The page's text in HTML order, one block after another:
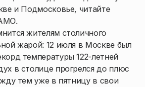
и Подмосковье, читайте
жителям столичного
жарой: 12 июля в Москве был
температуры 122-летней
в столице прогрелся до плюс
тем уже в пятницу в свои